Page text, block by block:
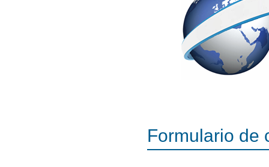
Formulario de